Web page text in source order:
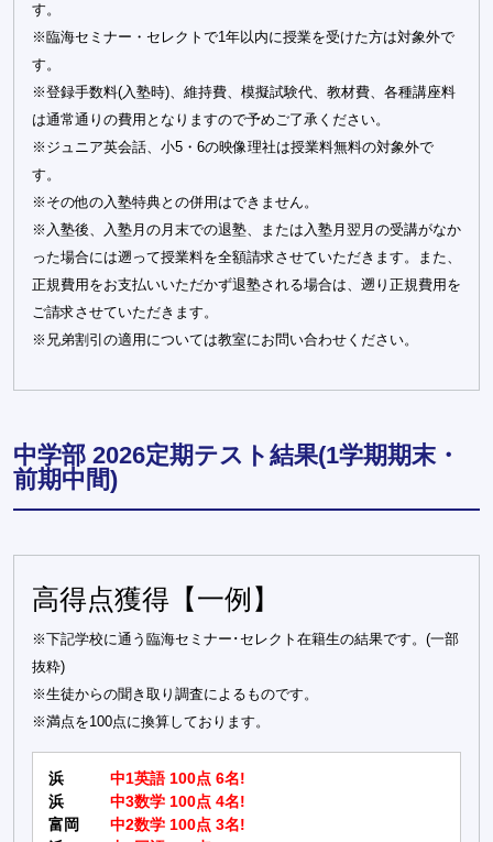
す。
※臨海セミナー・セレクトで1年以内に授業を受けた方は対象外で
す。
※登録手数料(入塾時)、維持費、模擬試験代、教材費、各種講座料
は通常通りの費用となりますので予めご了承ください。
※ジュニア英会話、小5・6の映像理社は授業料無料の対象外で
す。
※その他の入塾特典との併用はできません。
※入塾後、入塾月の月末での退塾、または入塾月翌月の受講がなか
った場合には遡って授業料を全額請求させていただきます。また、
正規費用をお支払いいただかず退塾される場合は、遡り正規費用を
ご請求させていただきます。
※兄弟割引の適用については教室にお問い合わせください。
中学部 2026定期テスト結果(1学期期末・
前期中間)
高得点獲得【一例】
※下記学校に通う臨海セミナー･セレクト在籍生の結果です。(一部
抜粋)
※生徒からの聞き取り調査によるものです。
※満点を100点に換算しております。
浜
中1英語 100点 6名!
浜
中3数学 100点 4名!
富岡
中2数学 100点 3名!